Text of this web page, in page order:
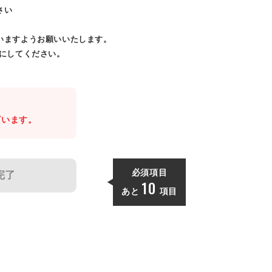
い
すようお願いいたします。
してください。
ます。
了 必須項目
あと 10 項目